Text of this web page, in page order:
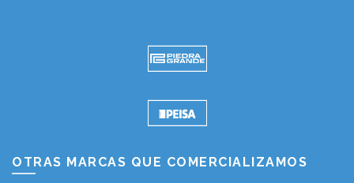
OTRAS MARCAS QUE COMERCIALIZAMOS